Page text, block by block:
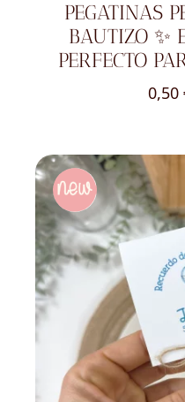
PEGATINAS
BAUTIZO ✨
PERFECTO
0,50